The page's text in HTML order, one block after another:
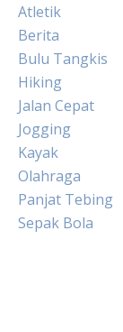
Atletik
Berita
Bulu Tangkis
Hiking
Jalan Cepat
Jogging
Kayak
Olahraga
Panjat Tebing
Sepak Bola